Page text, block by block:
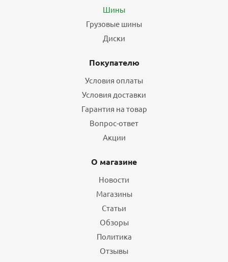
Шины
Грузовые шины
Диски
Покупателю
Условия оплаты
Условия доставки
Гарантия на товар
Вопрос-ответ
Акции
О магазине
Новости
Магазины
Статьи
Обзоры
Политика
Отзывы